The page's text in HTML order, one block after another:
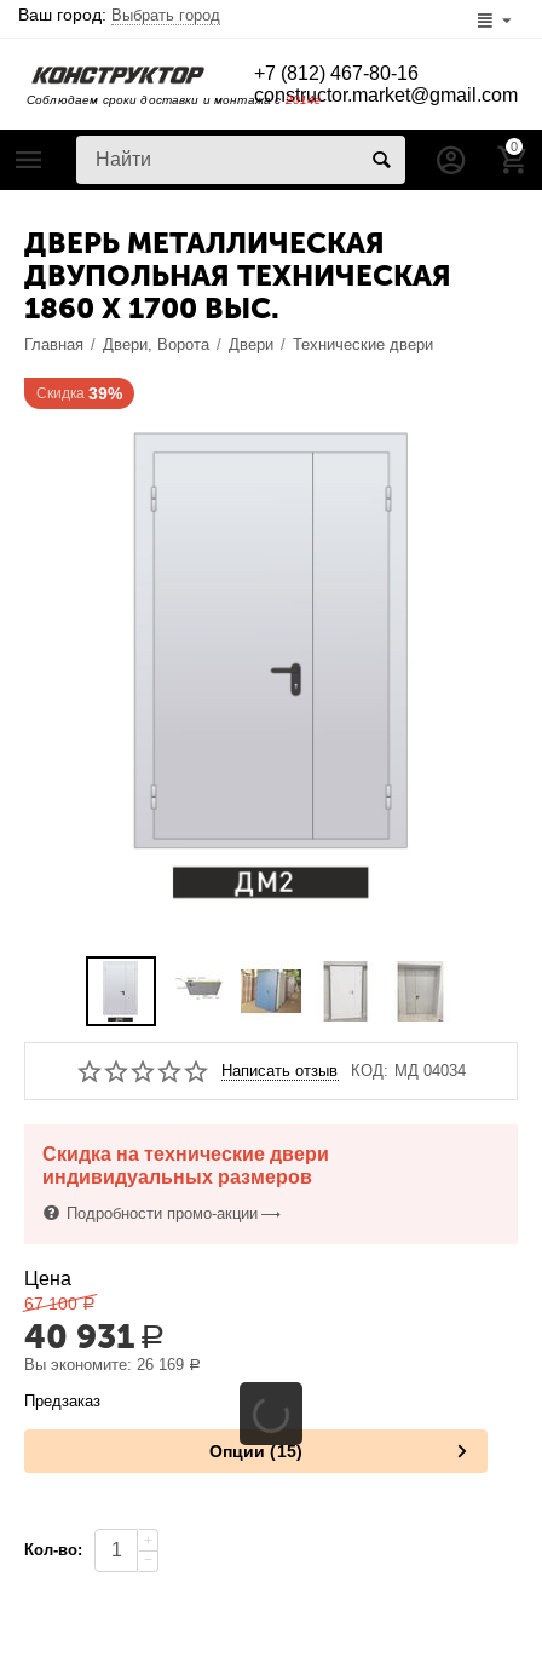
Ваш город: Выбрать город
Соблюдаем сроки доставки и монтажа с2014г
+7 (812) 467-80-16
constructor.market@gmail.com
0
ДВЕРЬ МЕТАЛЛИЧЕСКАЯ
ДВУПОЛЬНАЯ ТЕХНИЧЕСКАЯ
1860 X 1700 ВЫС.
Главная / Двери, Ворота / Двери / Технические двери
Скидка 39%
Написать отзыв КОД: МД 04034
Скидка на технические двери
индивидуальных размеров
Подробности промо-акции
Цена
67 100 Р
40 931 Р
Вы экономите:26 169 Р
Предзаказ
Опции (15)
Кол-во:
+
−